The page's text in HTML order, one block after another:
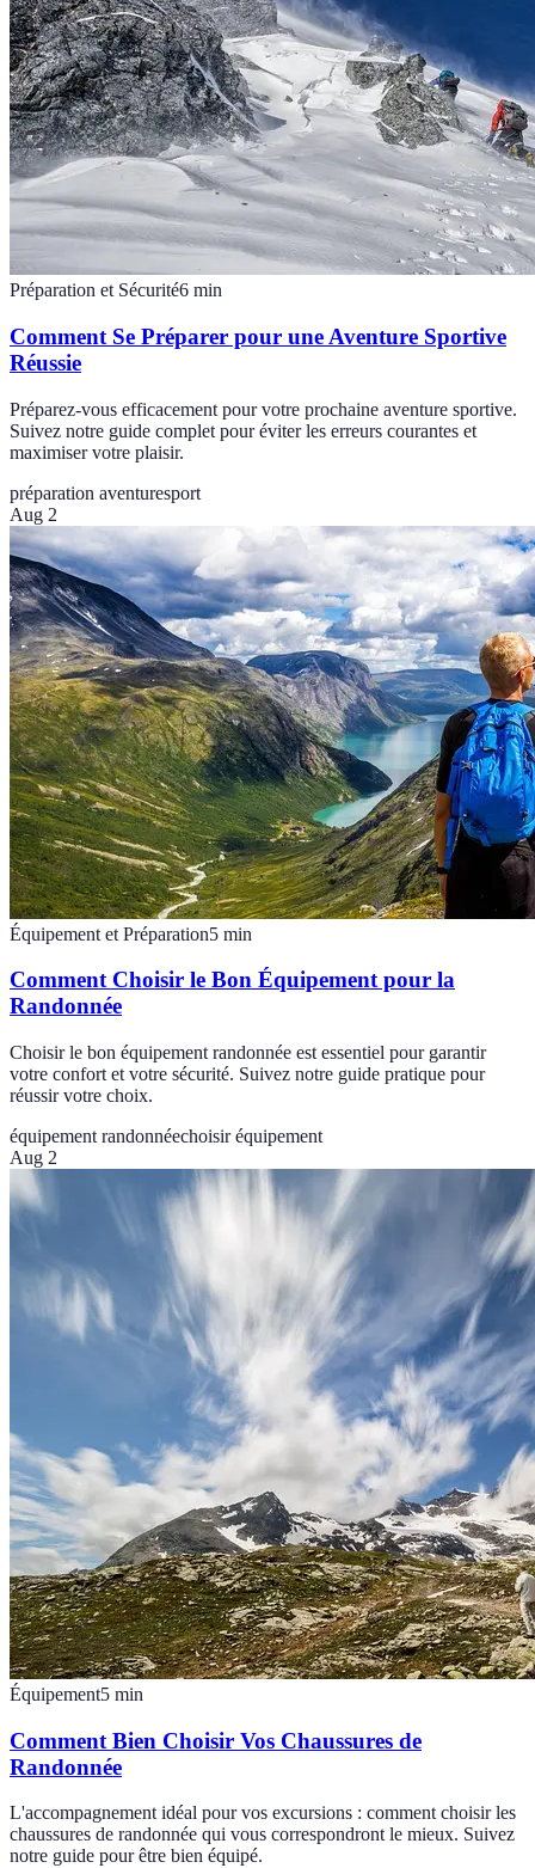
Préparation et Sécurité6 min
Comment Se Préparer pour une Aventure Sportive
Réussie
Préparez-vous efficacement pour votre prochaine aventure sportive.
Suivez notre guide complet pour éviter les erreurs courantes et
maximiser votre plaisir.
préparation aventuresport
Aug 2
Équipement et Préparation5 min
Comment Choisir le Bon Équipement pour la
Randonnée
Choisir le bon équipement randonnée est essentiel pour garantir
votre confort et votre sécurité. Suivez notre guide pratique pour
réussir votre choix.
équipement randonnéechoisir équipement
Aug 2
Équipement5 min
Comment Bien Choisir Vos Chaussures de
Randonnée
L'accompagnement idéal pour vos excursions : comment choisir les
chaussures de randonnée qui vous correspondront le mieux. Suivez
notre guide pour être bien équipé.